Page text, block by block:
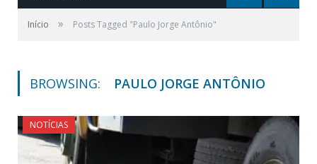
Início » Posts Tagged "Paulo Jorge Antônio"
BROWSING: PAULO JORGE ANTÔNIO
NOTÍCIAS